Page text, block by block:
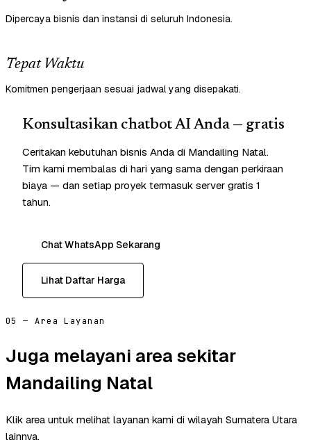
Dipercaya bisnis dan instansi di seluruh Indonesia.
Tepat Waktu
Komitmen pengerjaan sesuai jadwal yang disepakati.
Konsultasikan chatbot AI Anda — gratis
Ceritakan kebutuhan bisnis Anda di Mandailing Natal.
Tim kami membalas di hari yang sama dengan perkiraan
biaya — dan setiap proyek termasuk server gratis 1
tahun.
Chat WhatsApp Sekarang
Lihat Daftar Harga
05 — Area Layanan
Juga melayani area sekitar
Mandailing Natal
Klik area untuk melihat layanan kami di wilayah Sumatera Utara
lainnya.